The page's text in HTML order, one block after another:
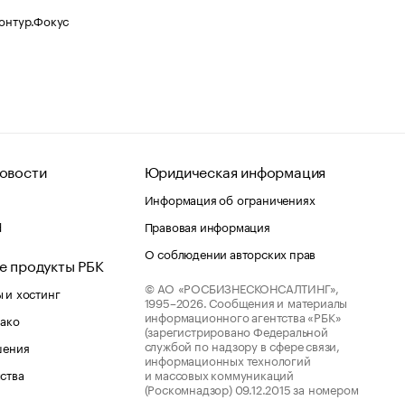
продукты РБК
хостинг
Юридическая информация
Информация об ограничениях
Правовая информация
О соблюдении авторских прав
© АО «РОСБИЗНЕСКОНСАЛТИНГ»,
1995–2026. Сообщения и материалы
информационного агентства «РБК»
(зарегистрировано Федеральной
службой по надзору в сфере связи,
информационных технологий
и массовых коммуникаций
(Роскомнадзор) 09.12.2015 за номером